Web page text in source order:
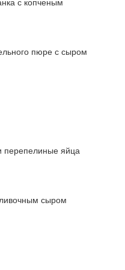
с копченым
пюре с сыром
перепелиные яйца
сыром